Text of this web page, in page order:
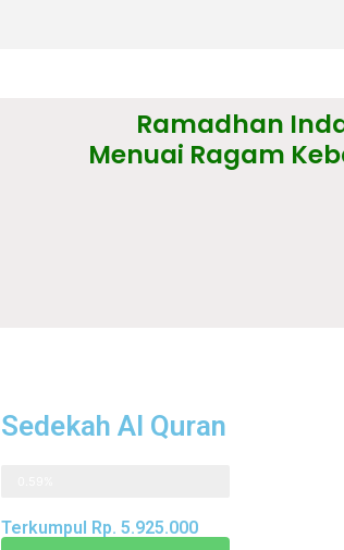
Ramadhan
Menuai Ragam
Sedekah Al Quran
Terkumpul Rp. 5.925.000